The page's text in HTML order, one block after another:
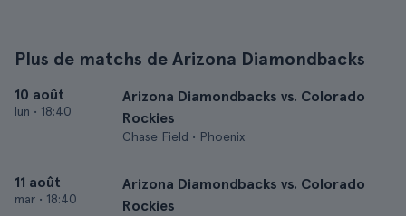
Plus de matchs de Arizona Diamondbacks
10 août
lun • 18:40
Arizona Diamondbacks vs. Colorado
Rockies
Chase Field • Phoenix
11 août
mar • 18:40
Arizona Diamondbacks vs. Colorado
Rockies